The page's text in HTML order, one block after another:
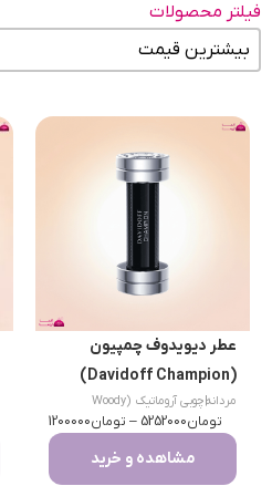
فیلتر محصولات
مرتب سازی محتوا
عطر دیویدوف چمپیون
(Davidoff Champion)
مردانه
|
چوبی آروماتیک (Woody
Aromatic)تومان5252000
– تومان1200000
مشاهده و خرید